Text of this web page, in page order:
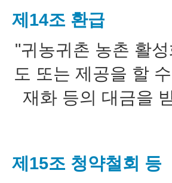
제14조 환급
"귀농귀촌 농촌 활
도 또는 제공을 할
재화 등의 대금을
제15조 청약철회 등